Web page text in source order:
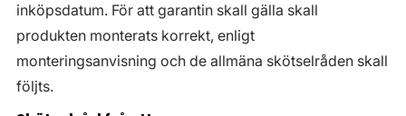
inköpsdatum. För att garantin skall gälla skall
produkten monterats korrekt, enligt
monteringsanvisning och de allmäna skötselråden skall
följts.